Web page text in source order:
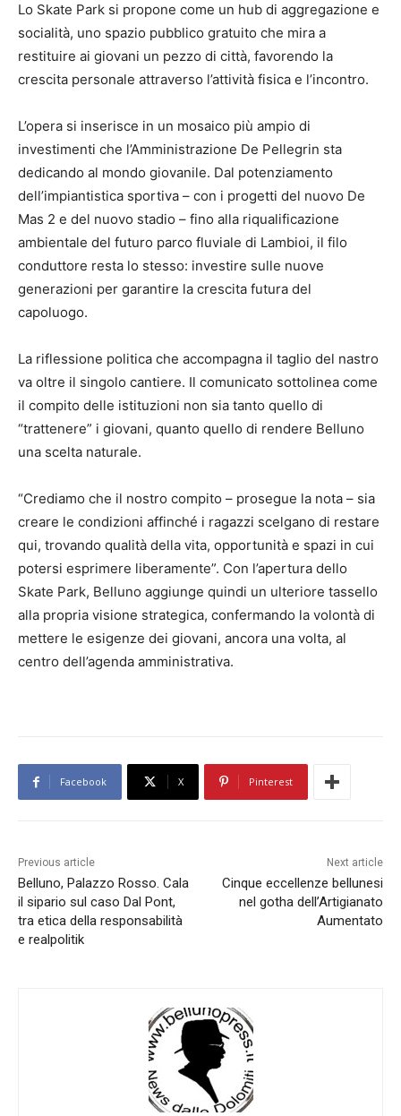
Lo Skate Park si propone come un hub di aggregazione e
socialità, uno spazio pubblico gratuito che mira a
restituire ai giovani un pezzo di città, favorendo la
crescita personale attraverso l’attività fisica e l’incontro.
L’opera si inserisce in un mosaico più ampio di
investimenti che l’Amministrazione De Pellegrin sta
dedicando al mondo giovanile. Dal potenziamento
dell’impiantistica sportiva – con i progetti del nuovo De
Mas 2 e del nuovo stadio – fino alla riqualificazione
ambientale del futuro parco fluviale di Lambioi, il filo
conduttore resta lo stesso: investire sulle nuove
generazioni per garantire la crescita futura del
capoluogo.
La riflessione politica che accompagna il taglio del nastro
va oltre il singolo cantiere. Il comunicato sottolinea come
il compito delle istituzioni non sia tanto quello di
“trattenere” i giovani, quanto quello di rendere Belluno
una scelta naturale.
“Crediamo che il nostro compito – prosegue la nota – sia
creare le condizioni affinché i ragazzi scelgano di restare
qui, trovando qualità della vita, opportunità e spazi in cui
potersi esprimere liberamente”. Con l’apertura dello
Skate Park, Belluno aggiunge quindi un ulteriore tassello
alla propria visione strategica, confermando la volontà di
mettere le esigenze dei giovani, ancora una volta, al
centro dell’agenda amministrativa.
Facebook X Pinterest
Previous article
Belluno, Palazzo Rosso. Cala
il sipario sul caso Dal Pont,
tra etica della responsabilità
e realpolitik
Next article
Cinque eccellenze bellunesi
nel gotha dell’Artigianato
Aumentato